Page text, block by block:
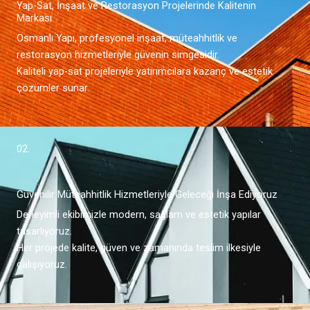
Yap-Sat, İnşaat ve Restorasyon Projelerinde Kalitenin
Markası
Osmanlı Yapı, profesyonel inşaat, müteahhitlik ve
restorasyon hizmetleriyle güvenin simgesidir.
Kaliteli yap-sat projeleriyle yatırımcılara kazanç ve estetik
çözümler sunar.
02.
Güvenilir Müteahhitlik Hizmetleriyle Geleceği İnşa Ediyoruz
Deneyimli ekibimizle modern, sağlam ve estetik yapılar
tasarlıyoruz.
Her projede kalite, güven ve zamanında teslim ilkesiyle
çalışıyoruz.